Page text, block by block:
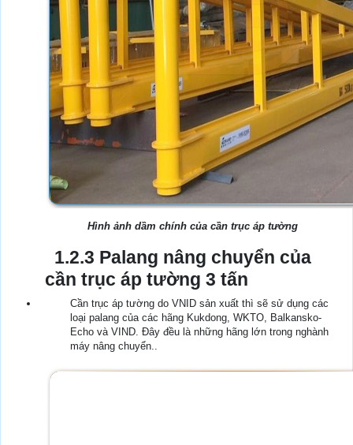
Hình ảnh dầm chính của cần trục áp tường
1.2.3 Palang nâng chuyển của
cần trục áp tường 3 tấn
Cần trục áp tường do VNID sản xuất thì sẽ sử dụng các
loại palang của các hãng Kukdong, WKTO, Balkansko-
Echo và VIND. Đây đều là những hãng lớn trong nghành
máy nâng chuyển..